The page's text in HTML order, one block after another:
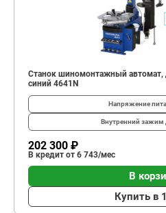
Станок шиномонтажный автомат,
синий 4641N
Напряжение
Внутренний зажим
202 300 ₽
В кредит от 6 743/мес
В
Купить в